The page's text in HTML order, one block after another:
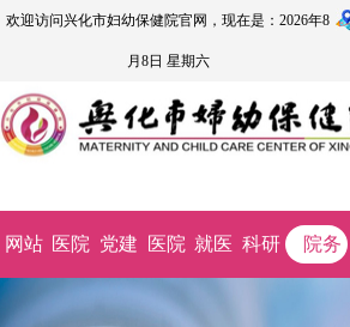
欢迎访问兴化市妇幼保健院官网，现在是：2026年8
月8日 星期六
网站
首页
医院
概况
党建
文化
医院
动态
就医
指南
科研
教学
院务
公开